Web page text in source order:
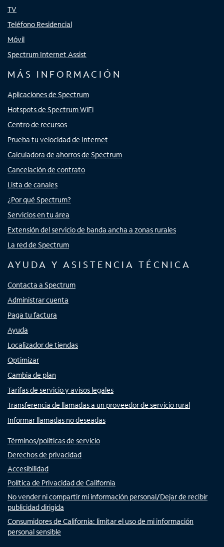
TV
Teléfono Residencial
Móvil
Spectrum Internet Assist
MÁS INFORMACIÓN
Aplicaciones de Spectrum
Hotspots de Spectrum WiFi
Centro de recursos
Prueba tu velocidad de Internet
Calculadora de ahorros de Spectrum
Cancelación de contrato
Lista de canales
¿Por qué Spectrum?
Servicios en tu área
Extensión del servicio de banda ancha a zonas rurales
La red de Spectrum
AYUDA Y ASISTENCIA TÉCNICA
Contacta a Spectrum
Administrar cuenta
Paga tu factura
Ayuda
Localizador de tiendas
Optimizar
Cambia de plan
Tarifas de servicio y avisos legales
Transferencia de llamadas a un proveedor de servicio rural
Informar llamadas no deseadas
Términos/políticas de servicio
Derechos de privacidad
Accesibilidad
Política de Privacidad de California
No vender ni compartir mi información personal/Dejar de recibir
publicidad dirigida
Consumidores de California: limitar el uso de mi información
personal sensible